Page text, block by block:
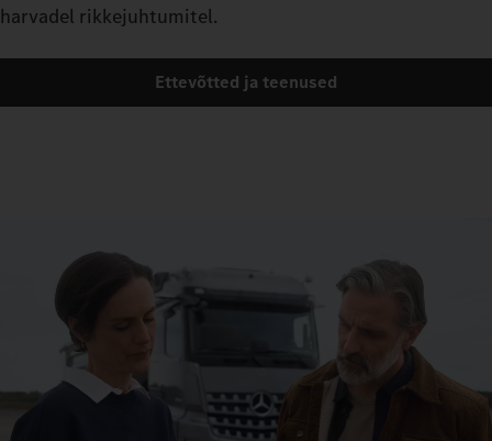
harvadel rikkejuhtumitel.
Ettevõtted ja teenused